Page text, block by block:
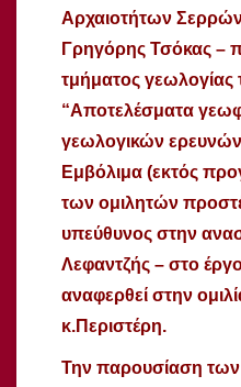
Αρχαιοτήτων
Γρηγόρης Τσόκας –
τμήματος
“Αποτελέσματα
γεωλογικών
Εμβόλιμα (εκτός
των ομιλητών
υπεύθυνος στην
Λεφαντζής – στο
αναφερθεί στην
κ.Περιστέρη.
Την παρουσίαση